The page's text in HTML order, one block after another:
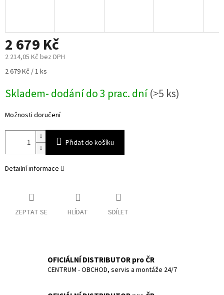
2 679 Kč
2 214,05 Kč bez DPH
Měrná
2 679 Kč / 1 ks
Skladem- dodání do 3 prac. dní(>5 ks)
Možnosti doručení
Přidat do košíku
Detailní informace
ZEPTAT SE HLÍDAT SDÍLET
OFICIÁLNÍ DISTRIBUTOR pro ČR
CENTRUM - OBCHOD, servis a montáže 24/7